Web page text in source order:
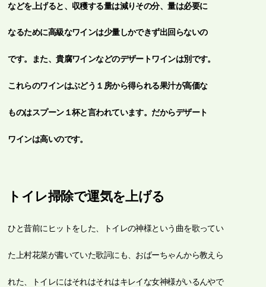
などを上げると、収穫する量は減りその分、量は必要に
なるために高級なワインは少量しかできず出回らないの
です。また、貴腐ワインなどのデザートワインは別です。
これらのワインはぶどう１房から得られる果汁が高価な
ものはスプーン１杯と言われています。だからデザート
ワインは高いのです。
トイレ掃除で運気を上げる
ひと昔前にヒットをした、トイレの神様という曲を歌ってい
た上村花菜が書いていた歌詞にも、おばーちゃんから教えら
れた、トイレにはそれはそれはキレイな女神様がいるんやで